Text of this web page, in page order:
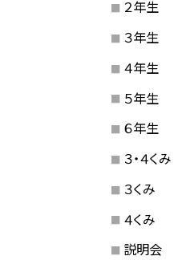
２年生
３年生
４年生
５年生
６年生
３・４くみ
３くみ
４くみ
説明会